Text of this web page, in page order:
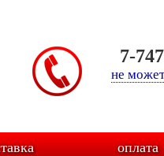
7-
не
оплата